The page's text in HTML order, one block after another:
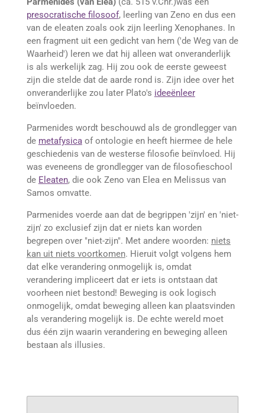
presocratische filosoof, leerling van Zeno en dus een
van de eleaten zoals ook zijn leerling Xenophanes. In
een fragment uit een gedicht van hem ('de Weg van de
Waarheid') leren we dat hij alleen wat onveranderlijk
is als werkelijk zag. Hij zou ook de eerste geweest
zijn die stelde dat de aarde rond is. Zijn idee over het
onveranderlijke zou later Plato's ideeënleer
beïnvloeden.
Parmenides wordt beschouwd als de grondlegger van
de metafysicaof ontologie en heeft hiermee de hele
geschiedenis van de westerse filosofie beïnvloed. Hij
was eveneens de grondlegger van de filosofieschool
de Eleaten, die ook Zeno van Elea en Melissus van
Samos omvatte.
Parmenides voerde aan dat de begrippen 'zijn' en 'niet-
zijn' zo exclusief zijn dat er niets kan worden
begrepen over "niet-zijn". Met andere woorden: niets
kan uit niets voortkomen. Hieruit volgt volgens hem
dat elke verandering onmogelijk is, omdat
verandering impliceert dat er iets is ontstaan dat
voorheen niet bestond! Beweging is ook logisch
onmogelijk, omdat beweging alleen kan plaatsvinden
als verandering mogelijk is. De echte wereld moet
dus één zijn waarin verandering en beweging alleen
bestaan als illusies.